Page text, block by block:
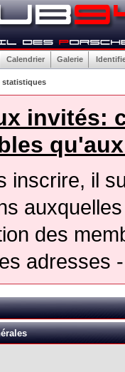
Calendrier Galerie
statistiques
invités:
inscrire, il
des
adresses